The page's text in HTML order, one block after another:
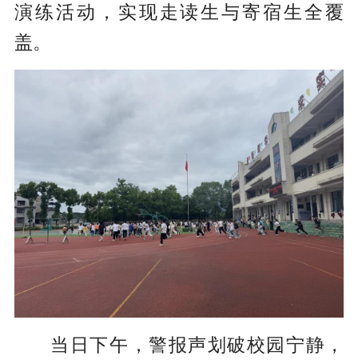
演练活动，实现走读生与寄宿生全覆
盖。
当日下午，警报声划破校园宁静，